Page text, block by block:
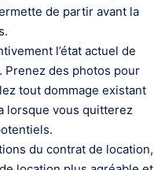
de partir avant la
l’état actuel de
Prenez des photos pour
tout dommage existant
lorsque vous quitterez
du contrat de location,